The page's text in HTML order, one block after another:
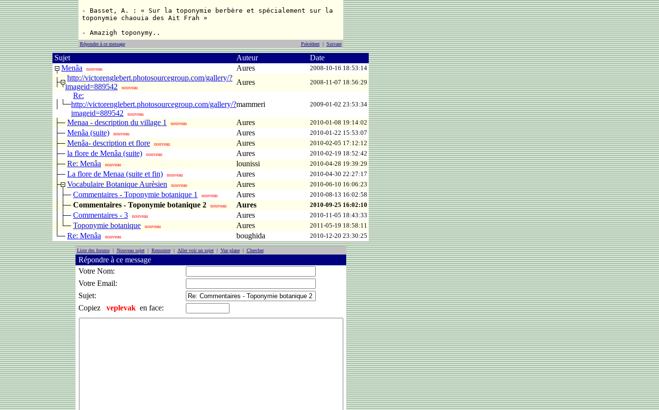
- Basset, A. : « Sur la toponymie berbère et spécialement sur la
toponymie chaouia des Ait Frah »
- Amazigh toponymy..
Répondre à ce message Précédent| Suivant
Sujet Auteur
Date
Menâa
nouveau Aures 2008-10-16 18:53:14
http://victorenglebert.photosourcegroup.com/gallery/?
imageid=889542
nouveau
Aures 2008-11-07 18:56:29
Re:
http://victorenglebert.photosourcegroup.com/gallery/?
imageid=889542
nouveau
mammeri 2009-01-02 23:53:34
Menaa - description du village 1 nouveau Aures 2010-01-08 19:14:02
Menâa (suite) nouveau Aures 2010-01-22 15:53:07
Menâa- description et flore nouveau Aures 2010-02-05 17:12:12
la flore de Menâa (suite) nouveau Aures 2010-02-19 18:52:42
Re: Menâa nouveau lounissi 2010-04-28 19:39:29
La flore de Menaa (suite et fin) nouveau Aures 2010-04-30 22:27:17
Vocabulaire Botanique Aurèsien nouveau Aures 2010-06-10 16:06:23
Commentaires - Toponymie botanique 1 nouveau Aures 2010-08-13 16:02:58
Commentaires - Toponymie botanique 2 nouveau Aures 2010-09-25 16:02:10
Commentaires - 3 nouveau Aures 2010-11-05 18:43:33
Toponymie botanique nouveau Aures 2011-05-19 18:58:11
Re: Menâa nouveau boughida 2010-12-20 23:30:25
Liste des forums| Nouveau sujet| Remonter| Aller voir un sujet| Vue plane| Chercher
Répondre à ce message
Votre Nom:
Votre Email:
Sujet:
Copiez
veplevaken face: